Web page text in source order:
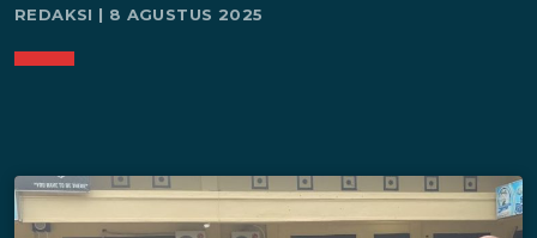
REDAKSI | 8 AGUSTUS 2025